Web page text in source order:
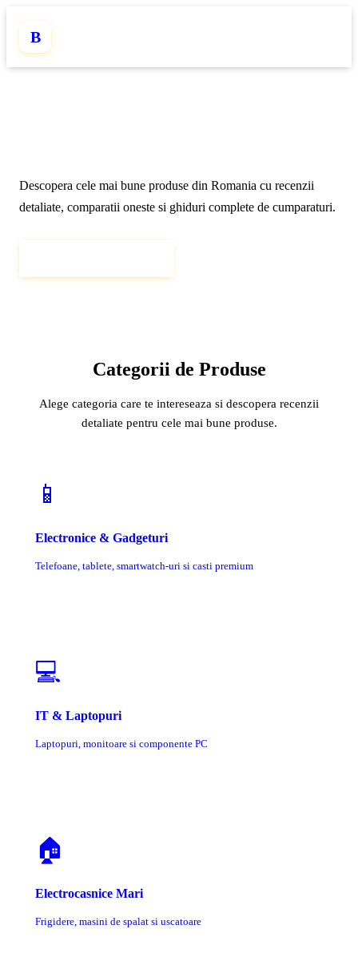
B
Descopera cele mai bune produse din Romania cu recenzii
detaliate, comparatii oneste si ghiduri complete de cumparaturi.
Categorii de Produse
Alege categoria care te intereseaza si descopera recenzii
detaliate pentru cele mai bune produse.
📱
Electronice & Gadgeturi
Telefoane, tablete, smartwatch-uri si casti premium
💻
IT & Laptopuri
Laptopuri, monitoare si componente PC
🏠
Electrocasnice Mari
Frigidere, masini de spalat si uscatoare